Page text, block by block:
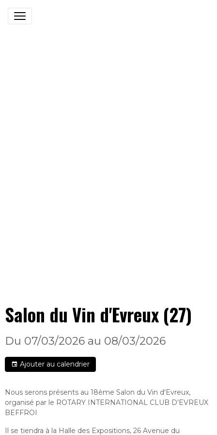
Salon du Vin d'Evreux (27)
Du 07/03/2026 au 08/03/2026
Ajouter au calendrier
Nous serons présents au 18ème Salon du Vin d'Evreux,
organisé par le ROTARY INTERNATIONAL CLUB D’EVREUX
BEFFROI
Il se tiendra à la Halle des Expositions, 26 Avenue du